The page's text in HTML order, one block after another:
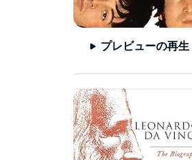
プレビューの再生